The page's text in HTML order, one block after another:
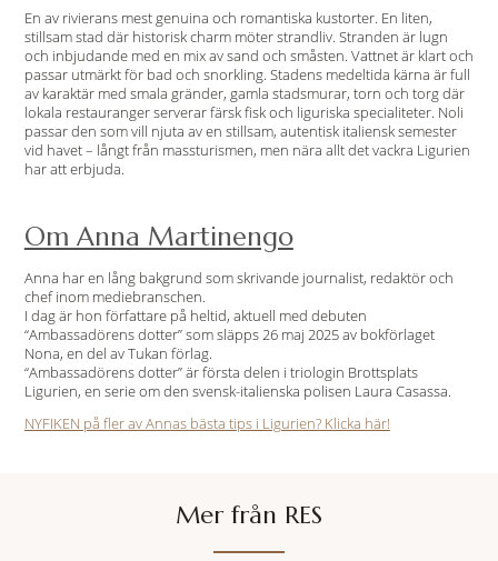
En av rivierans mest genuina och romantiska kustorter. En liten,
stillsam stad där historisk charm möter strandliv. Stranden är lugn
och inbjudande med en mix av sand och småsten. Vattnet är klart och
passar utmärkt för bad och snorkling. Stadens medeltida kärna är full
av karaktär med smala gränder, gamla stadsmurar, torn och torg där
lokala restauranger serverar färsk fisk och liguriska specialiteter. Noli
passar den som vill njuta av en stillsam, autentisk italiensk semester
vid havet – långt från massturismen, men nära allt det vackra Ligurien
har att erbjuda.
Om Anna Martinengo
Anna har en lång bakgrund som skrivande journalist, redaktör och
chef inom mediebranschen.
I dag är hon författare på heltid, aktuell med debuten
“Ambassadörens dotter” som släpps 26 maj 2025 av bokförlaget
Nona, en del av Tukan förlag.
“Ambassadörens dotter” är första delen i triologin Brottsplats
Ligurien, en serie om den svensk-italienska polisen Laura Casassa.
NYFIKEN på fler av Annas bästa tips i Ligurien? Klicka här!
Mer från RES